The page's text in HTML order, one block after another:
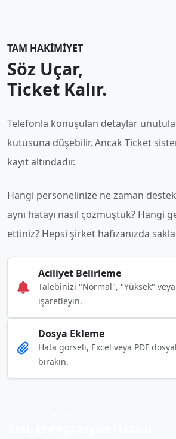
TAM HAKIMIYET
Söz Uçar,
Ticket Kalır.
Telefonla konuşulan detaylar
kutusuna düşebilir. Ancak Ticket
kayıt altındadır.
Hangi personelinize ne zaman
aynı hatayı nasıl çözmüştük? Hangi
ettiniz? Hepsi şirket hafızanızda
Aciliyet Belirleme
Talebinizi "Normal", "Yüksek"
işaretleyin.
Dosya Ekleme
Hata görseli, Excel veya PDF
bırakın.